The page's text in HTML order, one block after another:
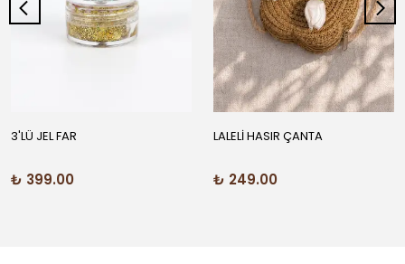
3'LÜ JEL FAR
₺ 399.00
LALELİ HASIR ÇANTA
₺ 249.00